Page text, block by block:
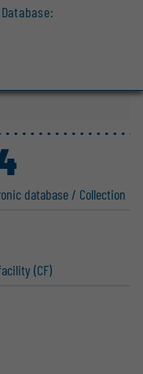
database / Collection
(CF)